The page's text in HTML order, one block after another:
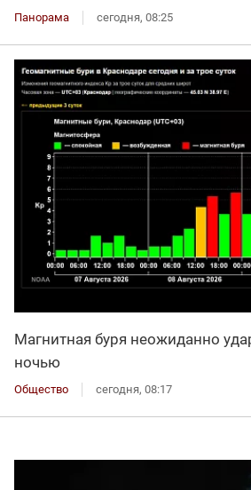
Панорама сегодня, 08:25
Магнитная буря неожиданно
ночью
Общество сегодня, 08:17